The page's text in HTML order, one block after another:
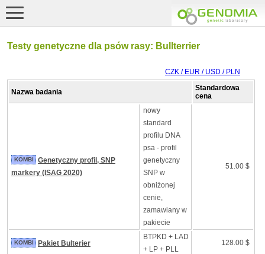
Testy genetyczne dla psów rasy: Bullterrier
CZK / EUR / USD / PLN
Nazwa badania
Standardowa
cena
KOMBI
Genetyczny profil, SNP
markery (ISAG 2020)
nowy
standard
profilu DNA
psa - profil
genetyczny
SNP w
obniżonej
cenie,
zamawiany w
pakiecie
51.00 $
KOMBI Pakiet Bulterier
BTPKD + LAD
+ LP + PLL
128.00 $